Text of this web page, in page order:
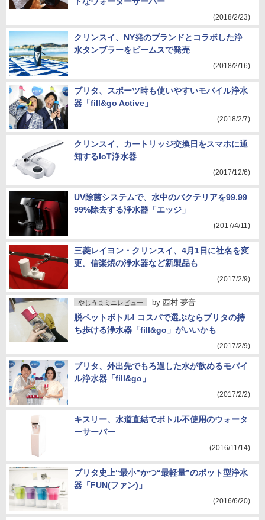
(2018/2/23)
クリンスイ、NY発のブランドとコラボした浄
水タンブラーをビームスで発売
(2018/2/16)
ブリタ、スポーツ時も使いやすいモバイル浄水
器「fill&go Active」
(2018/2/7)
クリンスイ、カートリッジ交換日をスマホに通
知するIoT浄水器
(2017/12/6)
UV除菌システムで、水中のバクテリアを99.99
99%除去する浄水器「エッジ」
(2017/4/11)
三菱レイヨン・クリンスイ、4月1日に社名を変
更。信楽焼の浄水器など新製品も
(2017/2/9)
やじうまミニレビュー by 西村 夢音
脱ペットボトル! コスパで選ぶならブリタの持
ち歩ける浄水器「fill&go」がいいかも
(2017/2/9)
ブリタ、外出先でもろ過した水が飲めるモバイ
ル浄水器「fill&go」
(2017/2/2)
キスリー、水道直結でボトル不使用のウォータ
ーサーバー
(2016/11/14)
ブリタ史上“最小”かつ“最軽量”のポット型浄水
器「FUN(ファン)」
(2016/6/20)